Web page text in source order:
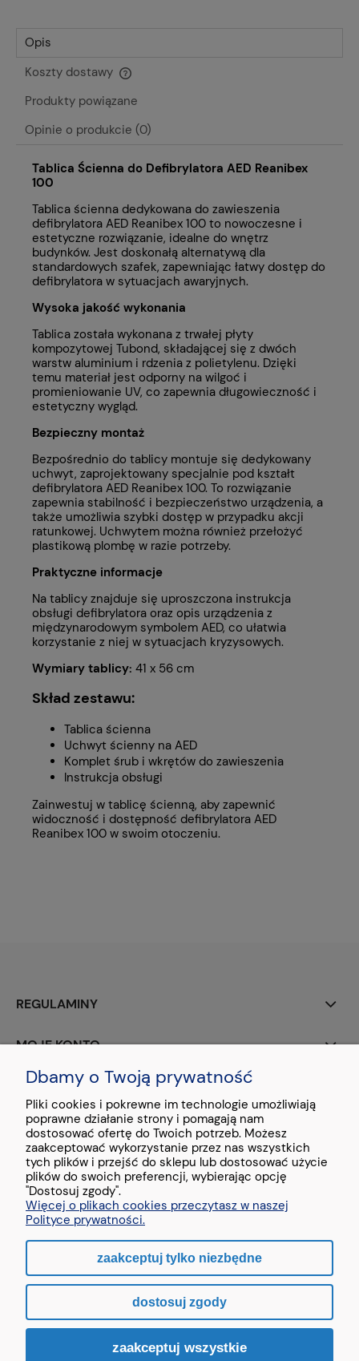
Opis
Koszty dostawy
Cena nie zawiera ewentualnych kosztów płatności
Produkty powiązane
Opinie o produkcie (0)
Tablica Ścienna do Defibrylatora AED Reanibex
100
Tablica ścienna dedykowana do zawieszenia
defibrylatora AED Reanibex 100 to nowoczesne i
estetyczne rozwiązanie, idealne do wnętrz
budynków. Jest doskonałą alternatywą dla
standardowych szafek, zapewniając łatwy dostęp do
defibrylatora w sytuacjach awaryjnych.
Wysoka jakość wykonania
Tablica została wykonana z trwałej płyty
kompozytowej Tubond, składającej się z dwóch
warstw aluminium i rdzenia z polietylenu. Dzięki
temu materiał jest odporny na wilgoć i
promieniowanie UV, co zapewnia długowieczność i
estetyczny wygląd.
Bezpieczny montaż
Bezpośrednio do tablicy montuje się dedykowany
uchwyt, zaprojektowany specjalnie pod kształt
defibrylatora AED Reanibex 100. To rozwiązanie
zapewnia stabilność i bezpieczeństwo urządzenia, a
także umożliwia szybki dostęp w przypadku akcji
ratunkowej. Uchwytem można również przełożyć
plastikową plombę w razie potrzeby.
Praktyczne informacje
Na tablicy znajduje się uproszczona instrukcja
obsługi defibrylatora oraz opis urządzenia z
międzynarodowym symbolem AED, co ułatwia
korzystanie z niej w sytuacjach kryzysowych.
Wymiary tablicy: 41 x 56 cm
Skład zestawu:
Tablica ścienna
Uchwyt ścienny na AED
Komplet śrub i wkrętów do zawieszenia
Instrukcja obsługi
Zainwestuj w tablicę ścienną, aby zapewnić
widoczność i dostępność defibrylatora AED
Reanibex 100 w swoim otoczeniu.
REGULAMINY
MOJE KONTO
PŁATNOŚCI I DOSTAWA
O NAS
Stopka - treść testowa
Sklep internetowy Shoper.pl
Dbamy o Twoją prywatność
Pliki cookies i pokrewne im technologie umożliwiają
poprawne działanie strony i pomagają nam
dostosować ofertę do Twoich potrzeb. Możesz
zaakceptować wykorzystanie przez nas wszystkich
tych plików i przejść do sklepu lub dostosować użycie
plików do swoich preferencji, wybierając opcję
"Dostosuj zgody".
Więcej o plikach cookies przeczytasz w naszej
Polityce prywatności.
zaakceptuj tylko niezbędne
dostosuj zgody
zaakceptuj wszystkie